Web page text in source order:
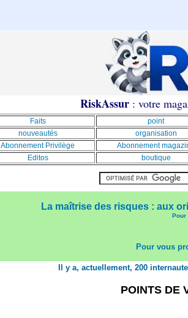
RiskAssur: votre
Faits
point
nouveautés
organisation
Abonnement Privilège
Abonnement
Editos
boutique
La maîtrise des risques : aux
Pour
Pour vous
Il y a, actuellement, 200
POINTS DE